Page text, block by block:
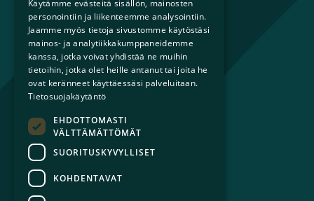
Lapsiperheille
Ammattilaisille
Päättäjille
Ajankohtaista
Tilaa uutiskirje
Liity jäseneksi
Yhteystiedot
Käytämme evästeitä sisällön, mainosten
personointiin ja liikenteemme analysointiin.
Jaamme myös tietoja sivustomme käytöstäsi
mainos- ja analytiikkakumppaneidemme
kanssa, jotka voivat yhdistää ne muihin
tietoihin, jotka olet heille antanut tai joita he
ovat keränneet käyttäessäsi palveluitaan.
Tietosuojakäytäntö
EHDOTTOMASTI
VÄLTTÄMÄTTÖMÄT
SUORITUSKYVYLLISET
KOHDENTAVAT